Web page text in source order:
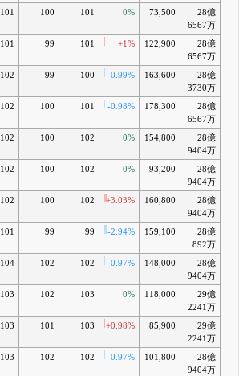
101 100 101 0% 73,500
28億
6567万
101 99 101 +1% 122,900
28億
6567万
102 99 100 -0.99% 163,600
28億
3730万
102 100 101 -0.98% 178,300
28億
6567万
102 100 102 0% 154,800
28億
9404万
102 100 102 0% 93,200
28億
9404万
102 100 102 +3.03% 160,800
28億
9404万
101 99 99 -2.94% 159,100
28億
892万
104 102 102 -0.97% 148,000
28億
9404万
103 102 103 0% 118,000
29億
2241万
103 101 103 +0.98% 85,900
29億
2241万
103 102 102 -0.97% 101,800
28億
9404万